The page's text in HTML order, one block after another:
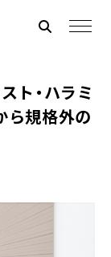
ト・ハラミ
ら規格外の